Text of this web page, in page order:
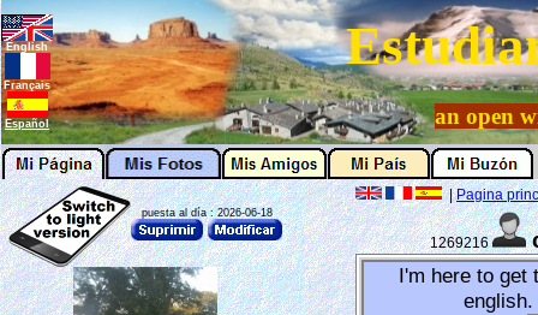
English
Français
Español an open
puesta al día : 2026-06-18
|Pagina
1269216
I'm here to get